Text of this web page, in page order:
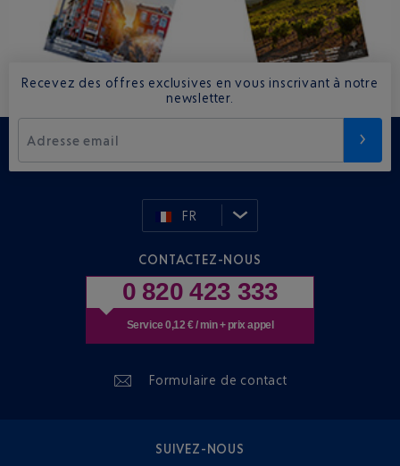
Recevez des offres exclusives en vous inscrivant à notre
newsletter.
Adresse email
FR
CONTACTEZ-NOUS
0 820 423 333
Service 0,12 € / min + prix appel
Formulaire de contact
SUIVEZ-NOUS